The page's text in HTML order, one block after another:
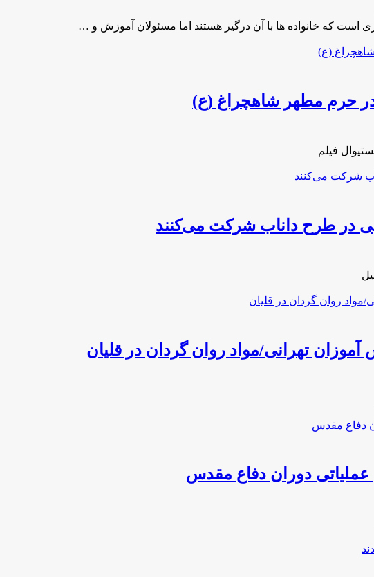
است که خانواده ها با آن درگیر هستند اما مسئولان آموزش و …
حرم مطهر شاهچراغ (ع)
تهرانی/مواد روان گردان در قلیان
دوران دفاع مقدس